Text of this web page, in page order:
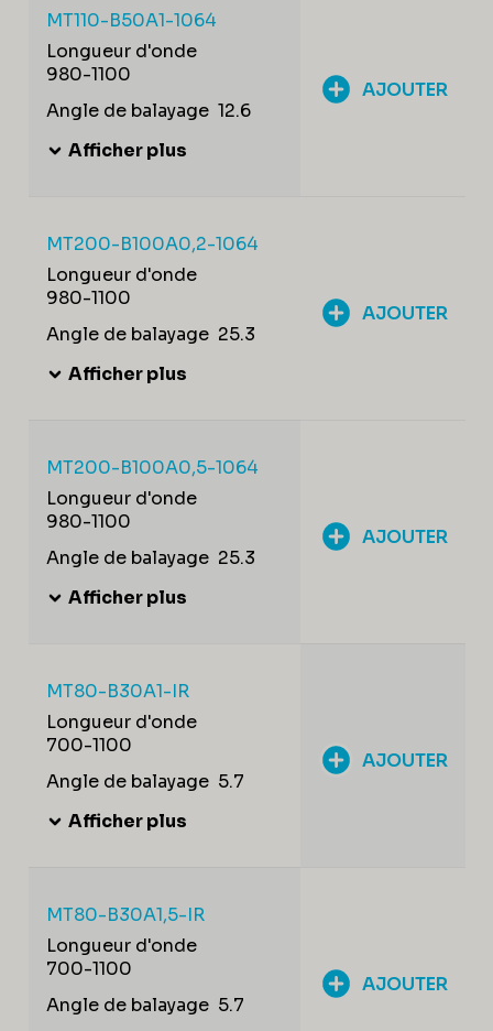
MT110-B50A1-1064
Longueur d'onde
980-1100
Angle de balayage 12.6
Afficher plus
AJOUTER
MT200-B100A0,2-1064
Longueur d'onde
980-1100
Angle de balayage 25.3
Afficher plus
AJOUTER
MT200-B100A0,5-1064
Longueur d'onde
980-1100
Angle de balayage 25.3
Afficher plus
AJOUTER
MT80-B30A1-IR
Longueur d'onde
700-1100
Angle de balayage 5.7
Afficher plus
AJOUTER
MT80-B30A1,5-IR
Longueur d'onde
700-1100
Angle de balayage 5.7
AJOUTER